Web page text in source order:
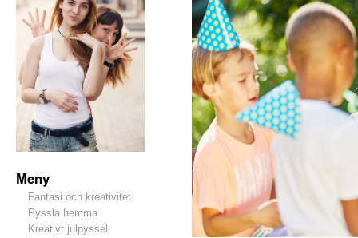
Meny
Fantasi och kreativitet
Pyssla hemma
Kreativt julpyssel